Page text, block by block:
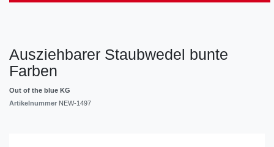
Ausziehbarer Staubwedel bunte
Farben
Out of the blue KG
Artikelnummer NEW-1497